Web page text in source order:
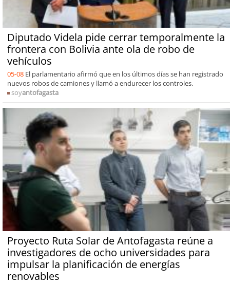
Diputado Videla pide cerrar temporalmente la
frontera con Bolivia ante ola de robo de
vehículos
05-08 El parlamentario afirmó que en los últimos días se han registrado
nuevos robos de camiones y llamó a endurecer los controles.
soyantofagasta
Proyecto Ruta Solar de Antofagasta reúne a
investigadores de ocho universidades para
impulsar la planificación de energías
renovables